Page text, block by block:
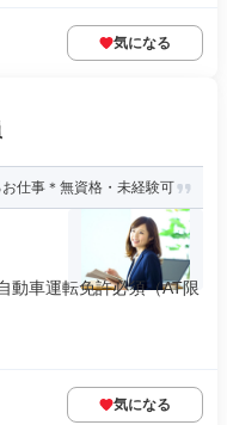
気になる
仕事＊無資格・未経験可
動車運転免許必須（AT限
気になる